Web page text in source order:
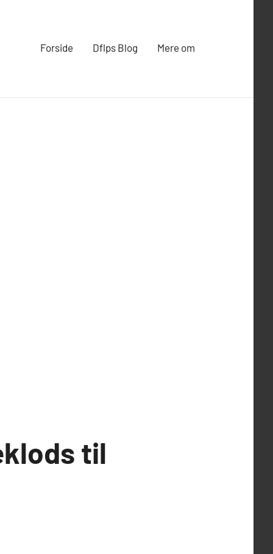
Forside Dflps Blog Mere om
til